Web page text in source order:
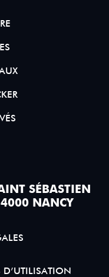
SÉBASTIEN
NANCY